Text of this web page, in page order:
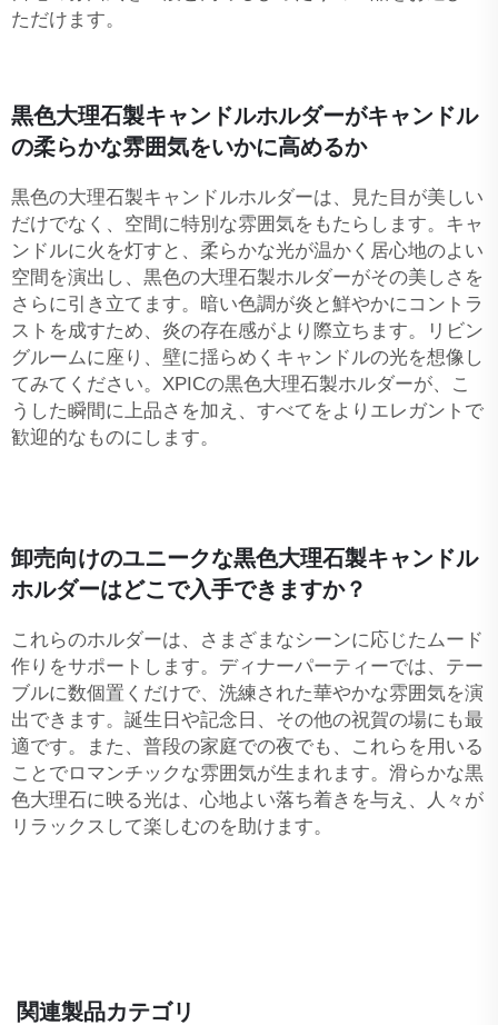
ただけます。
黒色大理石製キャンドルホルダーがキャンドル
の柔らかな雰囲気をいかに高めるか
黒色の大理石製キャンドルホルダーは、見た目が美しい
だけでなく、空間に特別な雰囲気をもたらします。キャ
ンドルに火を灯すと、柔らかな光が温かく居心地のよい
空間を演出し、黒色の大理石製ホルダーがその美しさを
さらに引き立てます。暗い色調が炎と鮮やかにコントラ
ストを成すため、炎の存在感がより際立ちます。リビン
グルームに座り、壁に揺らめくキャンドルの光を想像し
てみてください。XPICの黒色大理石製ホルダーが、こ
うした瞬間に上品さを加え、すべてをよりエレガントで
歓迎的なものにします。
卸売向けのユニークな黒色大理石製キャンドル
ホルダーはどこで入手できますか？
これらのホルダーは、さまざまなシーンに応じたムード
作りをサポートします。ディナーパーティーでは、テー
ブルに数個置くだけで、洗練された華やかな雰囲気を演
出できます。誕生日や記念日、その他の祝賀の場にも最
適です。また、普段の家庭での夜でも、これらを用いる
ことでロマンチックな雰囲気が生まれます。滑らかな黒
色大理石に映る光は、心地よい落ち着きを与え、人々が
リラックスして楽しむのを助けます。
関連製品カテゴリ